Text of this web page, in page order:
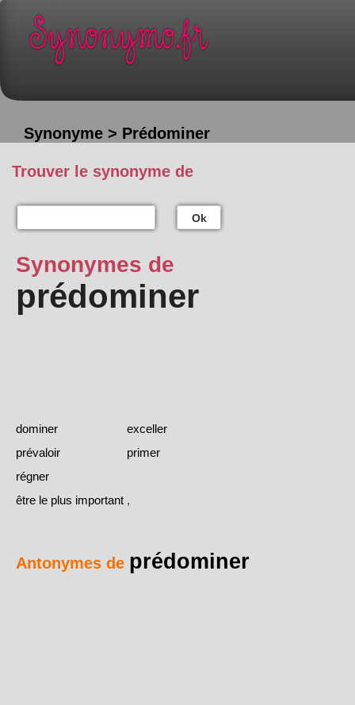
Synonyme > Prédominer
Trouver le synonyme de
Ok
Synonymes de
prédominer
dominer
exceller
prévaloir
primer
régner
être le plus important ,
Antonymes de prédominer